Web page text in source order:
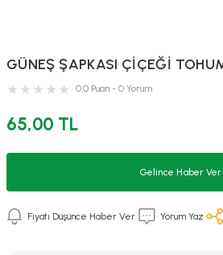
GÜNEŞ ŞAPKASI ÇİÇEĞİ
0.0 Puan - 0 Yorum
65,00 TL
Gelince Haber Ver
Fiyatı Düşünce Haber Ver Yorum Yaz